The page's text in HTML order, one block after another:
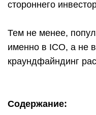
стороннего
Тем не менее,
именно в ICO, а не
краундфайндинг
Содержание: